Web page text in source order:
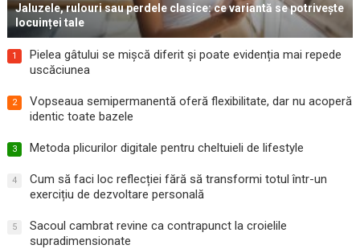
Jaluzele, rulouri sau perdele clasice: ce variantă se potrivește
locuinței tale
1
Pielea gâtului se mișcă diferit și poate evidenția mai repede
uscăciunea
2
Vopseaua semipermanentă oferă flexibilitate, dar nu acoperă
identic toate bazele
3 Metoda plicurilor digitale pentru cheltuieli de lifestyle
4
Cum să faci loc reflecției fără să transformi totul într-un
exercițiu de dezvoltare personală
5
Sacoul cambrat revine ca contrapunct la croielile
supradimensionate